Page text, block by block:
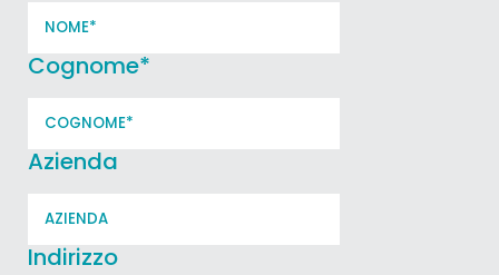
Cognome*
Azienda
Indirizzo